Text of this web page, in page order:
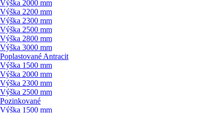
Výška 2000 mm
Výška 2200 mm
Výška 2300 mm
Výška 2500 mm
Výška 2800 mm
Výška 3000 mm
Poplastované Antracit
Výška 1500 mm
Výška 2000 mm
Výška 2300 mm
Výška 2500 mm
Pozinkované
Výška 1500 mm